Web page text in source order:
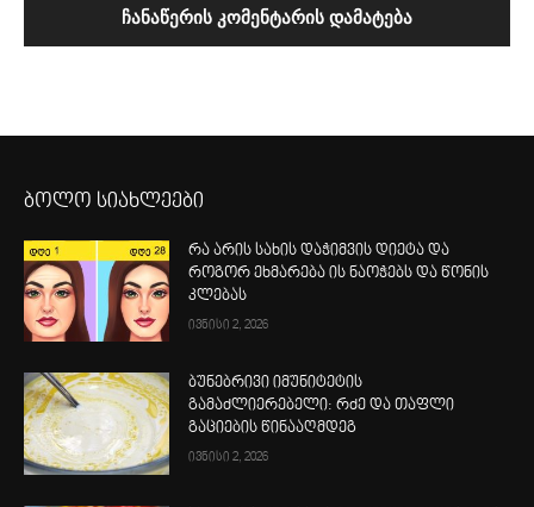
ბოლო სიახლეები
რა არის სახის დაჭიმვის დიეტა და
როგორ ეხმარება ის ნაოჭებს და წონის
კლებას
ივნისი 2, 2026
ბუნებრივი იმუნიტეტის
გამაძლიერებელი: რძე და თაფლი
გაციების წინააღმდეგ
ივნისი 2, 2026